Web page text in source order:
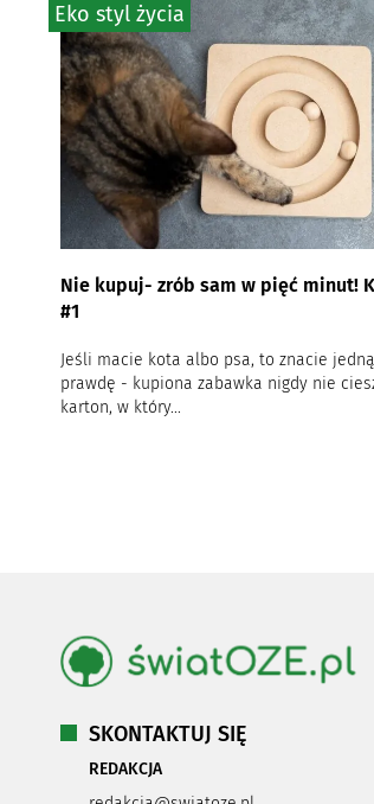
Nie kupuj- zrób sam w pięć minut!
#1
Jeśli macie kota albo psa, to znacie
prawdę - kupiona zabawka nigdy nie
karton, w który...
Eko styl życia
SKONTAKTUJ SIĘ
REDAKCJA